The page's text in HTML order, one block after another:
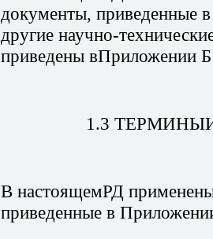
документы, приведенные
другие научно-
приведены вПриложении
1.3
В настоящемРД
приведенные в